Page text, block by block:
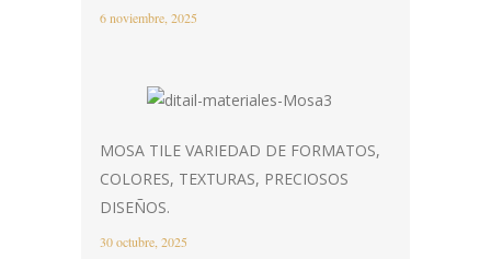
6 noviembre, 2025
MOSA TILE VARIEDAD DE FORMATOS,
COLORES, TEXTURAS, PRECIOSOS
DISEÑOS.
30 octubre, 2025